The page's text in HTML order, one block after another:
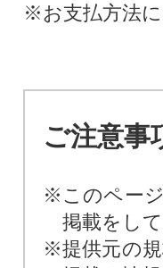
※お支払方法
ご注意事
※このペー
掲載をして
※提供元の